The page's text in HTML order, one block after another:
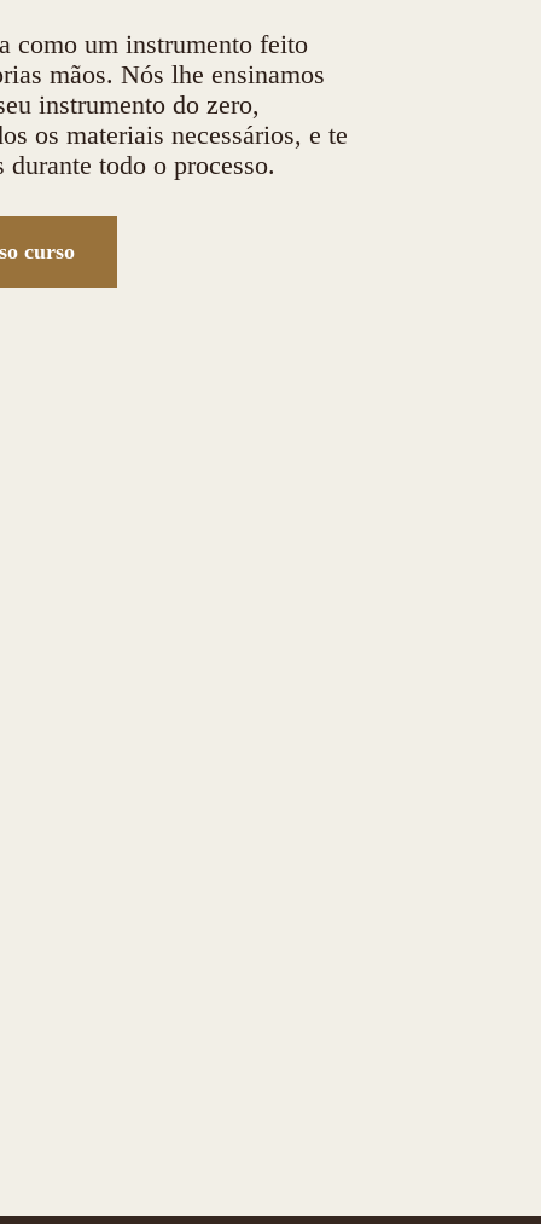
como um instrumento feito
mãos. Nós lhe ensinamos
instrumento do zero,
os materiais necessários, e te
durante todo o processo.
curso